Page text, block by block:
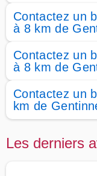
Contactez un
à 8 km de
Contactez un
à 8 km de
Contactez un
km de
Les derniers